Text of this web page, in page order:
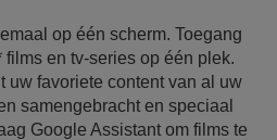
op één scherm. Toegang
films en tv-series op één plek.
favoriete content van al uw
samengebracht en speciaal
Google Assistant om films te